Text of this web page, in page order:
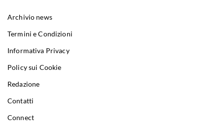
Archivio news
Termini e Condizioni
Informativa Privacy
Policy sui Cookie
Redazione
Contatti
Connect